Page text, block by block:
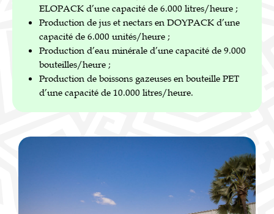
ELOPACK d’une capacité de 6.000 litres/heure ;
Production de jus et nectars en DOYPACK d’une
capacité de 6.000 unités/heure ;
Production d’eau minérale d’une capacité de 9.000
bouteilles/heure ;
Production de boissons gazeuses en bouteille PET
d’une capacité de 10.000 litres/heure.